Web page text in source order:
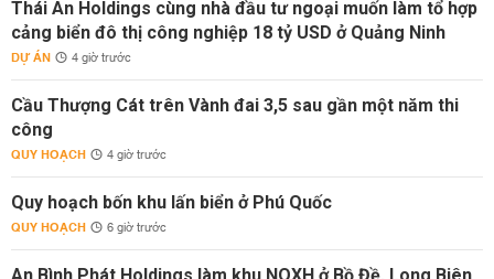
Thái An Holdings cùng nhà đầu tư ngoại muốn làm tổ hợp
cảng biển đô thị công nghiệp 18 tỷ USD ở Quảng Ninh
DỰ ÁN 4 giờ trước
Cầu Thượng Cát trên Vành đai 3,5 sau gần một năm thi
công
QUY HOẠCH 4 giờ trước
Quy hoạch bốn khu lấn biển ở Phú Quốc
QUY HOẠCH 6 giờ trước